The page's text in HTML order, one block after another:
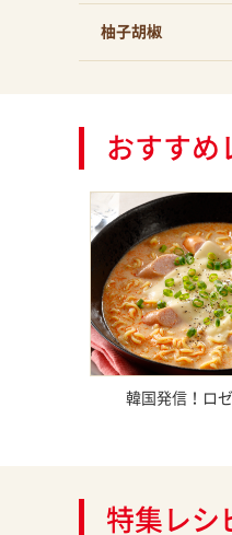
柚子胡椒
おすすめ
韓国発信！ロ
特集レシ